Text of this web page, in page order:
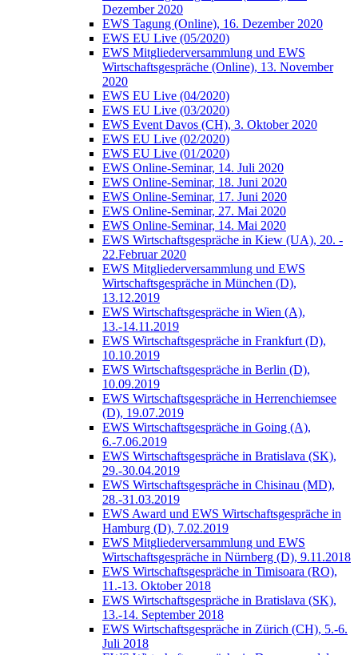
Dezember 2020
EWS Tagung (Online), 16. Dezember 2020
EWS EU Live (05/2020)
EWS Mitgliederversammlung und EWS
Wirtschaftsgespräche (Online), 13. November
2020
EWS EU Live (04/2020)
EWS EU Live (03/2020)
EWS Event Davos (CH), 3. Oktober 2020
EWS EU Live (02/2020)
EWS EU Live (01/2020)
EWS Online-Seminar, 14. Juli 2020
EWS Online-Seminar, 18. Juni 2020
EWS Online-Seminar, 17. Juni 2020
EWS Online-Seminar, 27. Mai 2020
EWS Online-Seminar, 14. Mai 2020
EWS Wirtschaftsgespräche in Kiew (UA), 20. -
22.Februar 2020
EWS Mitgliederversammlung und EWS
Wirtschaftsgespräche in München (D),
13.12.2019
EWS Wirtschaftsgespräche in Wien (A),
13.-14.11.2019
EWS Wirtschaftsgespräche in Frankfurt (D),
10.10.2019
EWS Wirtschaftsgespräche in Berlin (D),
10.09.2019
EWS Wirtschaftsgespräche in Herrenchiemsee
(D), 19.07.2019
EWS Wirtschaftsgespräche in Going (A),
6.-7.06.2019
EWS Wirtschaftsgespräche in Bratislava (SK),
29.-30.04.2019
EWS Wirtschaftsgespräche in Chisinau (MD),
28.-31.03.2019
EWS Award und EWS Wirtschaftsgespräche in
Hamburg (D), 7.02.2019
EWS Mitgliederversammlung und EWS
Wirtschaftsgespräche in Nürnberg (D), 9.11.2018
EWS Wirtschaftsgespräche in Timisoara (RO),
11.-13. Oktober 2018
EWS Wirtschaftsgespräche in Bratislava (SK),
13.-14. September 2018
EWS Wirtschaftsgespräche in Zürich (CH), 5.-6.
Juli 2018